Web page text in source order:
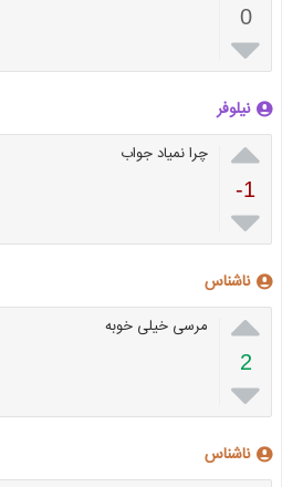
0

نیلوفر

-1

چرا نمیاد جواب
ناشناس

2

مرسی خیلی خوبه
ناشناس